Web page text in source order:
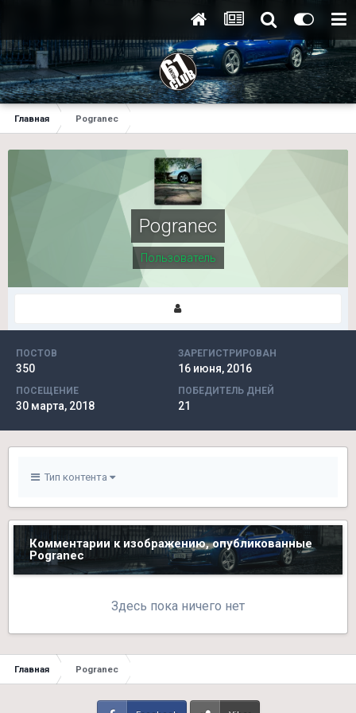
Главная Pogranec
Pogranec
Пользователь
ПОСТОВ
350
ЗАРЕГИСТРИРОВАН
16 июня, 2016
ПОСЕЩЕНИЕ
30 марта, 2018
ПОБЕДИТЕЛЬ ДНЕЙ
21
Тип контента
Комментарии к изображению, опубликованные
Pogranec
Здесь пока ничего нет
Главная Pogranec